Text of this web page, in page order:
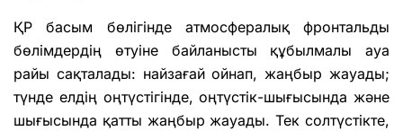
ҚР басым бөлігінде атмосфералық фронтальды
бөлімдердің өтуіне байланысты құбылмалы ауа
райы сақталады: найзағай ойнап, жаңбыр жауады;
түнде елдің оңтүстігінде, оңтүстік-шығысында және
шығысында қатты жаңбыр жауады. Тек солтүстікте,